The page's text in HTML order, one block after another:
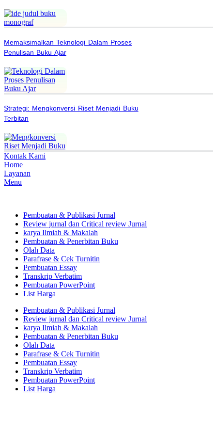
Memaksimalkan Teknologi Dalam Proses
Penulisan Buku Ajar
Strategi: Mengkonversi Riset Menjadi Buku
Terbitan
Kontak Kami
Home
Layanan
Menu
Pembuatan & Publikasi Jurnal
Review jurnal dan Critical review Jurnal
karya Ilmiah & Makalah
Pembuatan & Penerbitan Buku
Olah Data
Parafrase & Cek Turnitin
Pembuatan Essay
Transkrip Verbatim
Pembuatan PowerPoint
List Harga
Pembuatan & Publikasi Jurnal
Review jurnal dan Critical review Jurnal
karya Ilmiah & Makalah
Pembuatan & Penerbitan Buku
Olah Data
Parafrase & Cek Turnitin
Pembuatan Essay
Transkrip Verbatim
Pembuatan PowerPoint
List Harga